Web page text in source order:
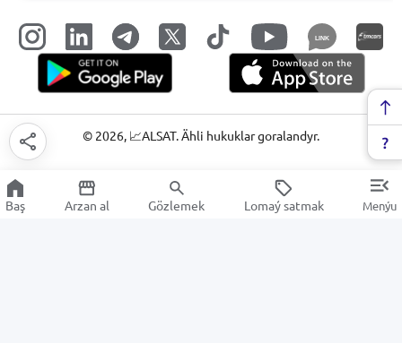
LINK
© 2026, 📈ALSAT. Ähli hukuklar goralandyr.
Baş Arzan al Gözlemek Lomaý satmak Menýu